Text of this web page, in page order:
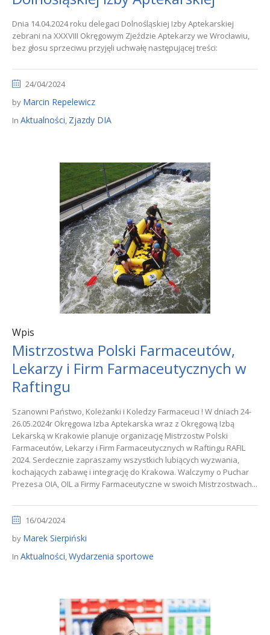
Dnia 14.04.2024 roku delegaci Dolnośląskiej Izby Aptekarskiej
zebrani na XXXVIII Okręgowym Zjeździe Aptekarzy we Wrocławiu,
bez głosu sprzeciwu przyjęli uchwałę następującej treści:
24/04/2024
by Marcin Repelewicz
In Aktualności, Zjazdy DIA
Wpis
Mistrzostwa Polski Farmaceutów,
Lekarzy i Firm Farmaceutycznych w
Raftingu
Szanowni Państwo, Koleżanki i Koledzy Farmaceuci ! W dniach 24-
26.05.2024r Okręgowa Izba Aptekarska wraz z Okręgową Izbą
Lekarską w Krakowie planuje organizację Mistrzostw Polski
Farmaceutów, Lekarzy i Firm Farmaceutycznych w Raftingu RAFIL
2024. Serdecznie zapraszamy wszystkich lubiących wyzwania,
kochających zabawę i integrację do Krakowa. Walczymy o Puchar
Prezesa OIA, OIL a Firmy Farmaceutyczne w swoich Mistrzostwach...
16/04/2024
by Marek Sierpiński
In Aktualności,Wydarzenia sportowe